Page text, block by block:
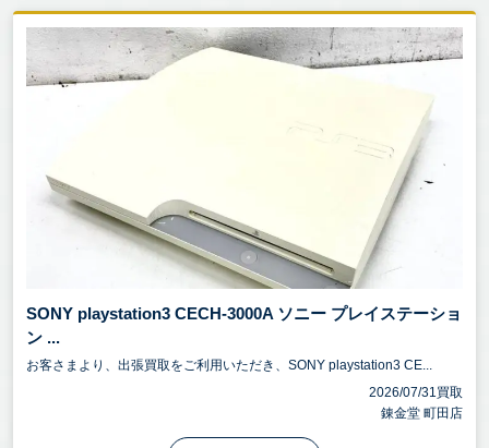
SONY playstation3 CECH-3000A ソニー プレイステーショ
ン ...
お客さまより、出張買取をご利用いただき、SONY playstation3 CE...
2026/07/31買取
錬金堂 町田店